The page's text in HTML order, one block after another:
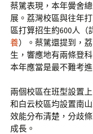
蔡騭表現，本年黌舍
展。荔灣校區與往年
區打算招生約600人（
養）。蔡騭還提到，
生，響應地有兩條登
本年應當是最不難考
兩個校區在班型設置
和白云校區均設置南
效能分布清楚，分歧
成長。